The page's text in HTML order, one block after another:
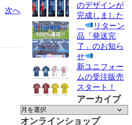
次へ
のデザインが
完成しました
リターン
品「発送完
了」のお知ら
せ
新ユニフォー
ムの受注販売
スタート！
アーカイブ
ア
ー
オンラインショップ